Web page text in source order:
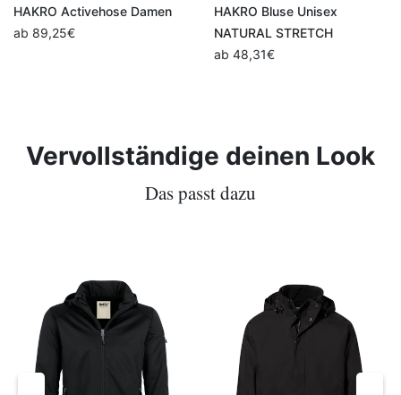
HAKRO Activehose Damen
ab 89,25€
HAKRO Bluse Unisex
NATURAL STRETCH
ab 48,31€
Vervollständige deinen Look
Das passt dazu